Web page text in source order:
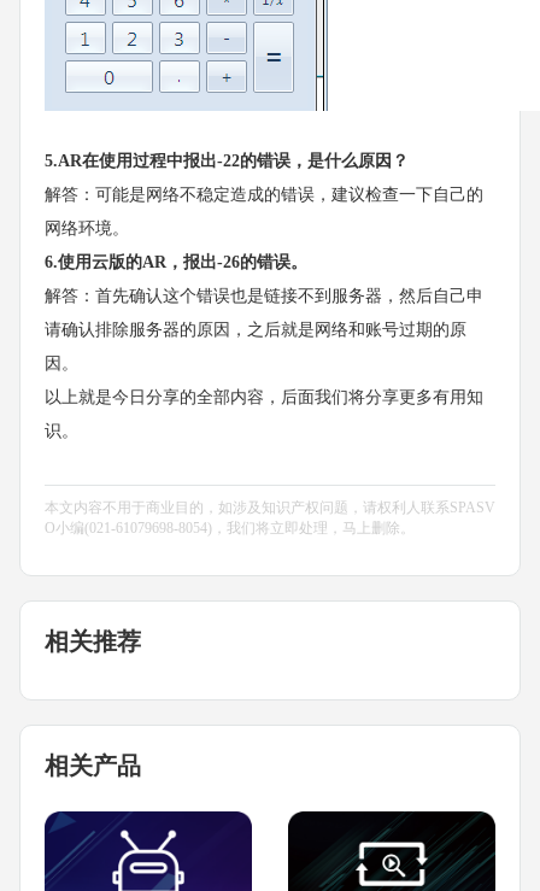
5.AR在使用过程中报出-22的错误，是什么原因？
解答：可能是网络不稳定造成的错误，建议检查一下自己的
网络环境。
6.使用云版的AR，报出-26的错误。
解答：首先确认这个错误也是链接不到服务器，然后自己申
请确认排除服务器的原因，之后就是网络和账号过期的原
因。
以上就是今日分享的全部内容，后面我们将分享更多有用知
识。
本文内容不用于商业目的，如涉及知识产权问题，请权利人联系SPASV
O小编(021-61079698-8054)，我们将立即处理，马上删除。
相关推荐
相关产品